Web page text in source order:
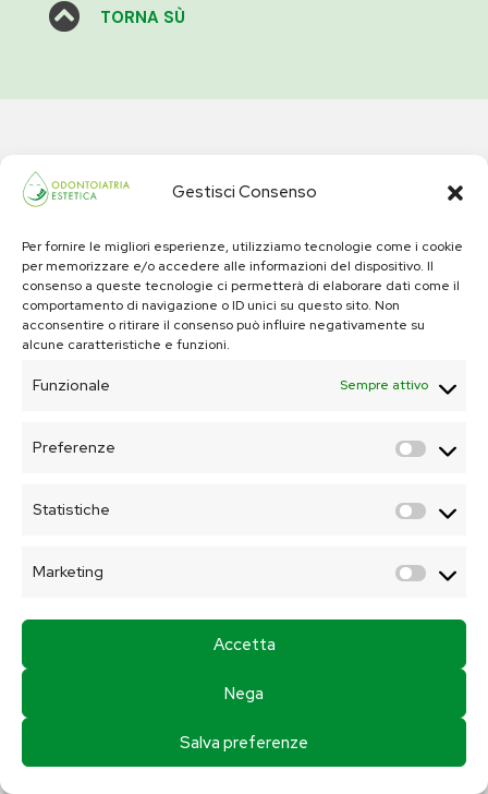
Gestisci Consenso
Per fornire le migliori esperienze, utilizziamo tecnologie come i cookie
per memorizzare e/o accedere alle informazioni del dispositivo. Il
consenso a queste tecnologie ci permetterà di elaborare dati come il
comportamento di navigazione o ID unici su questo sito. Non
acconsentire o ritirare il consenso può influire negativamente su
alcune caratteristiche e funzioni.
Funzionale Sempre attivo
Preferenze
Statistiche
Marketing
Accetta
Nega
Salva preferenze
 TORNA SÙ
Una procedura utile per
sbiancamento professionale, chirurgia
disposizione dei pazienti presso i nostri